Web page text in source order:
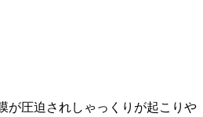
が圧迫されしゃっくりが起こりや